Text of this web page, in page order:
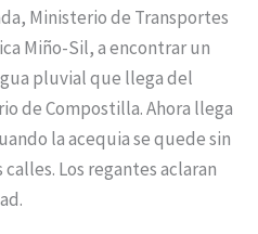
Ministerio de Transportes
Miño-Sil, a encontrar un
pluvial que llega del
de Compostilla. Ahora llega
la acequia se quede sin
Los regantes aclaran